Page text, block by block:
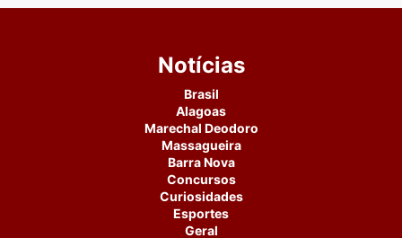
Notícias
Brasil
Alagoas
Marechal Deodoro
Massagueira
Barra Nova
Concursos
Curiosidades
Esportes
Geral